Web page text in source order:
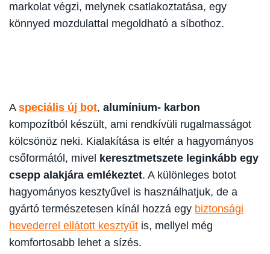
markolat végzi, melynek csatlakoztatása, egy
könnyed mozdulattal megoldható a síbothoz.
A speciális új bot, alumínium- karbon
kompozítból készült, ami rendkívüli rugalmasságot
kölcsönöz neki. Kialakítása is eltér a hagyományos
csőformától, mivel keresztmetszete leginkább egy
csepp alakjára emlékeztet. A különleges botot
hagyományos kesztyűvel is használhatjuk, de a
gyártó természetesen kínál hozzá egy biztonsági
hevederrel ellátott kesztyűt is, mellyel még
komfortosabb lehet a sízés.